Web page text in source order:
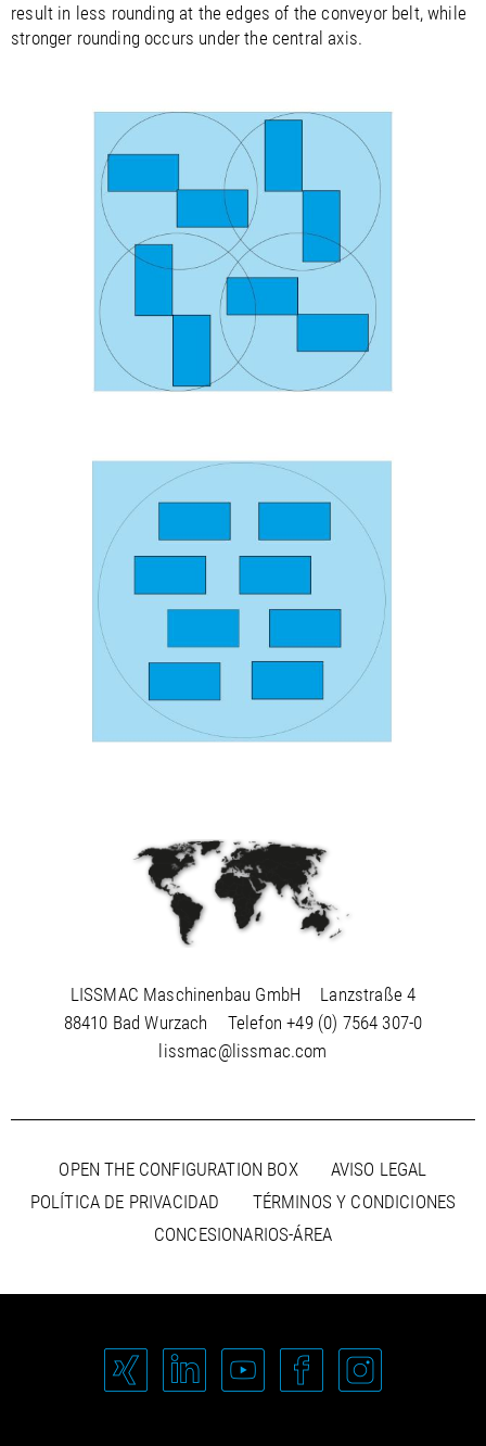
result in less rounding at the edges of the conveyor belt, while
stronger rounding occurs under the central axis.
LISSMAC Maschinenbau GmbH
Lanzstraße 4
88410 Bad Wurzach
Telefon+49 (0) 7564 307-0
lissmac@lissmac.com
OPEN THE CONFIGURATION BOX
AVISO LEGAL
POLÍTICA DE PRIVACIDAD
TÉRMINOS Y CONDICIONES
CONCESIONARIOS-ÁREA